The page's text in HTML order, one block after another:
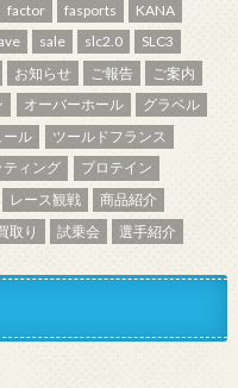
factor fasports
KANA
sale slc2.0
SLC3
お知らせ ご報告
ご案内
オーバーホール
グラベル
ール
ツールドフランス
ティング
プロテイン
レース観戦
商品紹介
取り 試乗会 選手紹介